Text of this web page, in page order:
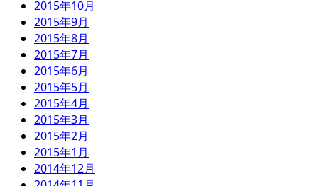
2015年10月
2015年9月
2015年8月
2015年7月
2015年6月
2015年5月
2015年4月
2015年3月
2015年2月
2015年1月
2014年12月